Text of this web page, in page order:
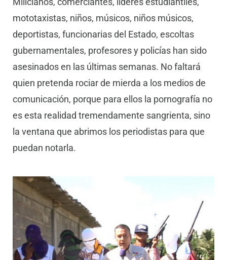
mototaxistas, niños, músicos, niños músicos,
deportistas, funcionarias del Estado, escoltas
gubernamentales, profesores y policías han sido
asesinados en las últimas semanas. No faltará
quien pretenda rociar de mierda a los medios de
comunicación, porque para ellos la pornografía no
es esta realidad tremendamente sangrienta, sino
la ventana que abrimos los periodistas para que
puedan notarla.